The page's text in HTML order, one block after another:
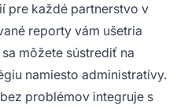
pre každé partnerstvo v
reporty vám ušetria
môžete sústrediť na
namiesto administratívy.
problémov integruje s